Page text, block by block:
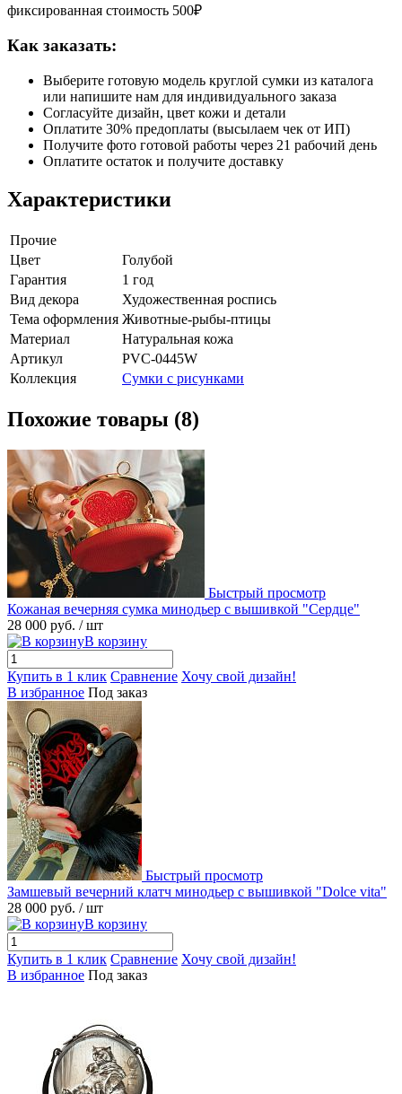
фиксированная стоимость 500₽
Как заказать:
Выберите готовую модель круглой сумки из каталога
или напишите нам для индивидуального заказа
Согласуйте дизайн, цвет кожи и детали
Оплатите 30% предоплаты (высылаем чек от ИП)
Получите фото готовой работы через 21 рабочий день
Оплатите остаток и получите доставку
Характеристики
Прочие
Цвет
Голубой
Гарантия
1 год
Вид декора
Художественная роспись
Тема оформления Животные-рыбы-птицы
Материал
Натуральная кожа
Артикул
PVС-0445W
Коллекция
Сумки с рисунками
Похожие товары (8)
Быстрый просмотр
Кожаная вечерняя сумка минодьер с вышивкой "Сердце"
28 000 руб. / шт
В корзину
Купить в 1 клик Сравнение Хочу свой дизайн!
В избранное Под заказ
Быстрый просмотр
Замшевый вечерний клатч минодьер с вышивкой "Dolce vita"
28 000 руб. / шт
В корзину
Купить в 1 клик Сравнение Хочу свой дизайн!
В избранное Под заказ